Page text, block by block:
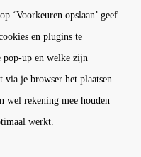
‘Voorkeuren opslaan’ geef
en plugins te
pop-up en welke zijn
via je browser het plaatsen
wel rekening mee houden
werkt.